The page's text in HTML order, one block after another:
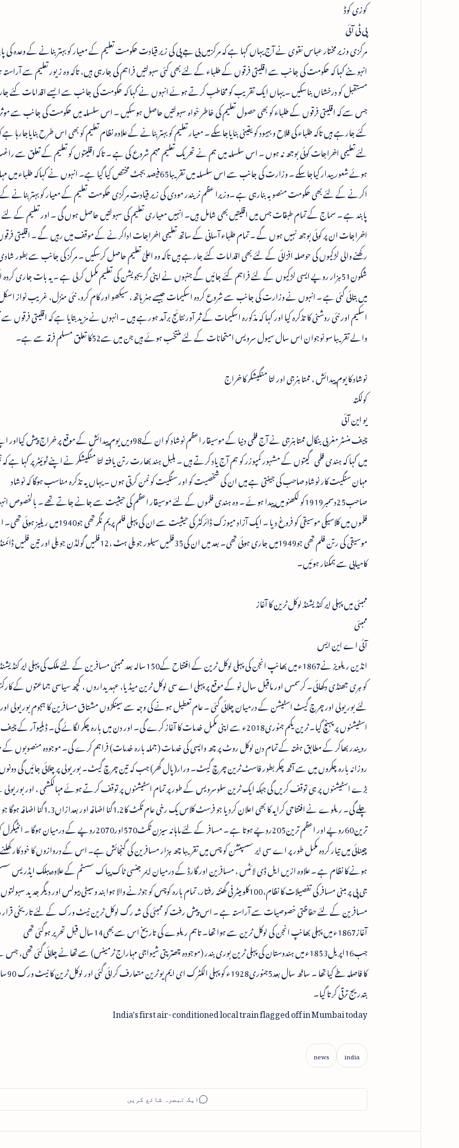
کوزی کوڈ
پی ٹی آئی
مرکزی وزیر مختار عباس نقوی نے آج یہاں کہا ہے کہ مرکزمیں بی جے پی کی زیر قیادت حکومت تعلیم کے معیار کو بہتر بنانے کے وعدہ کی
انہوںنے کہا کہ حکومت کی جانب سے اقلیتی فرقوں کے طلباء کے لئے بھی کئی سہولتیں فراہم کی جارہی ہیں، تاکہ وہ زیور تعلیم سے آراستہ
مستقبل کو درخشاں بناسکیں ۔ یہاں ایک تقریب کو مخاطب کرتے ہوئے انہوں نے کہا کہ حکومت کی جانب سے ایسے اقدامات کئے
جس سے کہ اقلیتی فرقوں کے طلباء کو بھی حصول تعلیم کی خاطر خواہ سہولتیں حاصل ہوسکیں ۔ اس سلسلہ میں حکومت کی جانب سے
کئے جارہے ہیں تاکہ طلباء کی فلاح و بہبود کو یقینی بنایاجاسکے ۔ معیار تعلیم کو بہتر بنانے کے علاوہ نظام تعلیم کو بھی اس طرح بنایاجارہا
لئے تعلیمی اخراجات کوئی بوجھ نہ ہوں ۔ اس سلسلہ میں ہم نے تحریک تعلیم مہم شروع کی ہے ۔ تاکہ اقلیتوں کو تعلیم کے تعلق سے
ہوئے شعور بیدار کیاجاسکے ۔ وزارت کی جانب سے اس سلسلہ میں تقریبا65فیصد بجٹ مختص کیا گیا ہے۔ انہوں نے کہاکہ
اکرنے کے لئے بھی حکومت منصوبہ بنارہی ہے ۔وزیرا عظم نریندر مودی کی زیر قیادت مرکزی حکومت تعلیم کے معیار کو بہتر بنانے
پابند ہے ۔ سماج کے تمام طبقات جس میں اقلیتیں بھی شامل ہیں۔ انہیں معیاری تعلیم کی سہولتیں حاصل ہوں گی ۔ اور تعلیم کے لئے
اخراجات ان پر کوئی بوجھ نہیں ہوں گے ۔ تمام طلباء آسانی کے ساتھ تعلیمی اخراجات اداکرنے کے موقف میں رہیں گے ۔ اقلیتی
رکھنے والی لڑکیوں کی حوصلہ افزائی کے لئے بھی اقدامات کئے جارہے ہیں تاکہ وہ اعلیٰ تعلیم حاصل کرسکیں ۔ مرکز کی جانب سے بطور
شگون51ہزار روپے ایسی لڑکیوں کے لئے فراہم کئے جائیں گے جنہوں نے اپنی گریجویشن کی تعلیم مکمل کرلی ہے ۔ یہ بات جاری کردہ
میں بتائی گئی ہے ۔ انہوں نے وزارت کی جانب سے شروع کردہ اسکیمات جیسے ہنر ہاتھ، سیکھو اور کام کرو، نئی منزل، غریب نواز
اسکیم اور نئی روشنی کا تذکرہ کیا اور کہا کہ مذکورہ اسکیمات کے ثمر آور نتائج برآمد ہورہے ہیں ۔ انہوں نے مزید بتایا ہے کہ اقلیتی فرقوں
والے تقریبا سو نوجوان اس سال سیول سرویس امتحانات کے لئے منتخب ہوئے ہیں جن میں سے52کا تعلق مسلم فرقہ سے ہے۔
نوشاد کا یوم پیدائش ، ممتا بنرجی اور لتا منگیشکر کا خراج
کولکتہ
یو این آئی
چیف منسٹر مغربی بنگال ممتابنرجی نے آج فلمی دنیا کے موسیقار اعظم نوشاد کو ان کے98ویں یوم پیدائش کے موقع پر
میں کہا کہ ہندی فلمی گیتوں کے مشہور کمپوزر کو ہم آج یاد کرتے ہیں ۔ بلبل ہند بھارت رتن یافتہ لتا منگیشکر نے اپنے ٹوئیٹر پر کہا ہے
مہان سنگیت کار نوشاد صاحب کی جینتی ہے میں ان کی شخصیت کو اور سنگیت کو نمن کرتی ہوں ۔ یہاں یہ تذکرہ مناسب ہوگا کہ نوشاد
صاحب25دسمبر1919کو لکھنو میں پیدا ہوئے ۔ وہ ہندی فلموں کے لئے موسیقار اعظم کی حیثیت سے جانے جاتے تھے ۔
فلموں میں کلاسیکی موسیقی کو فروغ دیا ۔ ایک آزاد میوزک ڈائرکٹر کی حیثیت سے ان کی پہلی فلم
موسیقی کی رتن فلم تھی جو1949میں جاری ہوئی تھی۔ بعد میں ان کی35فلمیں سیلور جوبلی ہٹ ،12فلمیں گولڈن جوبلی اور
کامیابی سے ہمکنار ہوئیں۔
ممبئی میں پہلی ایر کنڈیشنڈ لوکل ٹرین کا آغاز
ممبئی
آئی اے این ایس
انڈین ریلویز نے1867ء میں بھانپ انجن کی پہلی لوکل ٹرین کے افتتاح کے150سالہ بعد ممبئی مسافرین کے لئے ملک کی
کو ہری جھنڈی دکھائی۔ کرسمس اور ماقبل سال نو کے موقع پر پہلی اے سی لوکل ٹرین میڈیا، عہدیداروں ، کچھ سیاسی جماعتوں کے
لئے بوریولی اور چرچ گیٹ اسٹیشن کے درمیان چلائی گئی ۔ عام تعطیل ہونے کی وجہ سے سینکڑوں مشتاق مسافرین کا ہجوم بوریولی
اسٹیشنوں پر پہنچ گیا۔ ٹرین یکم جنوری2018ء سے اپنی مکمل خدمات کا آغاز کرے گی۔ اور دن میں بارہ چکر لگائے گی۔ ڈبلیوآر
رویندر بھاکر کے مطابق ہفتہ کے تمام دن لوکل روٹ پر چھ واپسی کی خدمات (جملہ بارہ خدمات) فراہم کرے گی۔ موجودہ منصوبوں
روزانہ بارہ چکروں میں سے آٹھ چکر بطور فاسٹ ٹرین چرچ گیٹ۔ ورار(پال گھر) جب کہ تین چرچ گیٹ۔ بوریولی پر چلائی جائیں گی
بڑے اسٹیشنوں پر ہی توقف کریں گی جبکہ ایک ٹرین سلوسرویس کے طور پر تمام اسٹیشنوں پر توقف کرتے ہوئے مہالکشمی ، اور
چلے گی۔ ریلوے نے افتتاحی کرایہ کا بھی اعلان کردیا جو فرسٹ کلاس یک رخی عام
ترین60روپے اور اعظم ترین205روپے ہوتا ہے ۔ مسافر کے لئے ماہانہ سیزن ٹکٹ570اور2070روپے کے
چینائی میں تیار کردہ مکمل طور پر اے سی ایر سسپنشن کو چس میں تقریبا چھ ہزار مسافرین کی گنجائش ہے۔ اس کے دروازوں کا خود کار کھلنے
ہونے کا نظام ہے ۔ علاوہ ازیں ایل ڈی لائٹس ، مسافرین اور گارڈ کے درمیان ایمر جنسی ٹاک پیاک سسٹم کے علاوہ پبلک ایڈریس
جی پی پر مبنی مسافر کی تفصیلات کا نظام،100کلو میٹر فی گھنٹہ رفتار، تمام بارہ کوچس کو جوڑنے والا ہوا بند وسیٹی بیولس اور دیگر جدید
مسافرین کے لئے حفاظتی خصوصیات سے آراستہ ہے ۔ اس پیش رفت کو ممبئی کی شہ رگ لوکل ٹرین نیٹ ورک کے لئے تاریخی قرار
آغاز1867ء میں پہلی بھانپ انجن کی لوکل ٹرین سے ہوا تھا۔ تاہم ریلوے کی تاریخ اس سے بھی14سال قبل تحریر ہوگئی تھی
کا فاصلہ طے کیا
بتدریج ترقی کرتا گیا۔
India's first air-conditioned local train flagged off in Mumbai today